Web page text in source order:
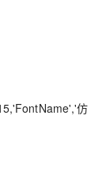
仿